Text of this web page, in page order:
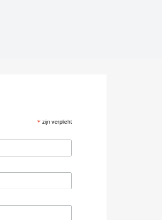
* zijn verplicht